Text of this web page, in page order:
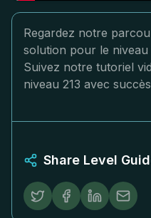
Regardez notre
solution pour le niveau
Suivez notre tutoriel
niveau 213 avec
Share Level